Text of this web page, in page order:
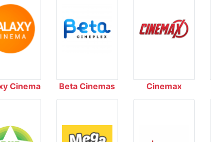
Cinema Beta Cinemas Cinemax